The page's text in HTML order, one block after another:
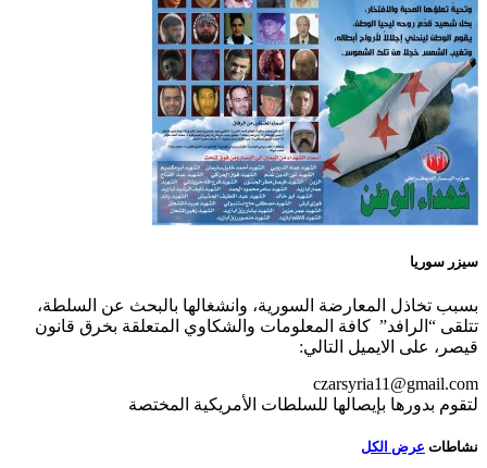
سيزر سوريا
بسبب تخاذل المعارضة السورية، وانشغالها بالبحث عن السلطة،
تتلقى “الرافد” كافة المعلومات والشكاوي المتعلقة بخرق قانون
قيصر، على الايميل التالي:
czarsyria11@gmail.com
لتقوم بدورها بإيصالها للسلطات الأمريكية المختصة
نشاطات عرض الكل